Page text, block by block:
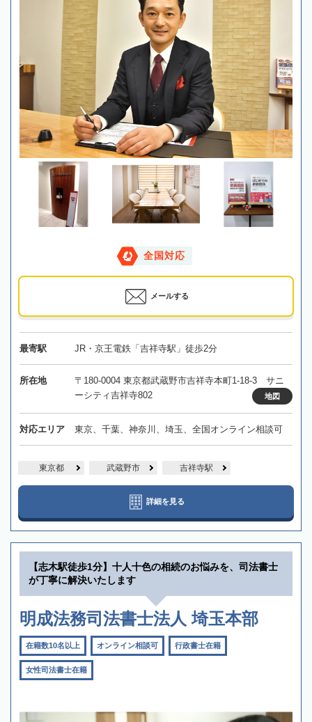
全国対応
メールする
最寄駅 JR・京王電鉄「吉祥寺駅」徒歩2分
所在地
〒180-0004 東京都武蔵野市吉祥寺本町1-18-3 サニ
ーシティ吉祥寺802
地図
対応エリア 東京、千葉、神奈川、埼玉、全国オンライン相談可
東京都 武蔵野市 吉祥寺駅
詳細を見る
【志木駅徒歩1分】十人十色の相続のお悩みを、司法書士
が丁寧に解決いたします
明成法務司法書士法人 埼玉本部
在籍数10名以上 オンライン相談可 行政書士在籍
女性司法書士在籍